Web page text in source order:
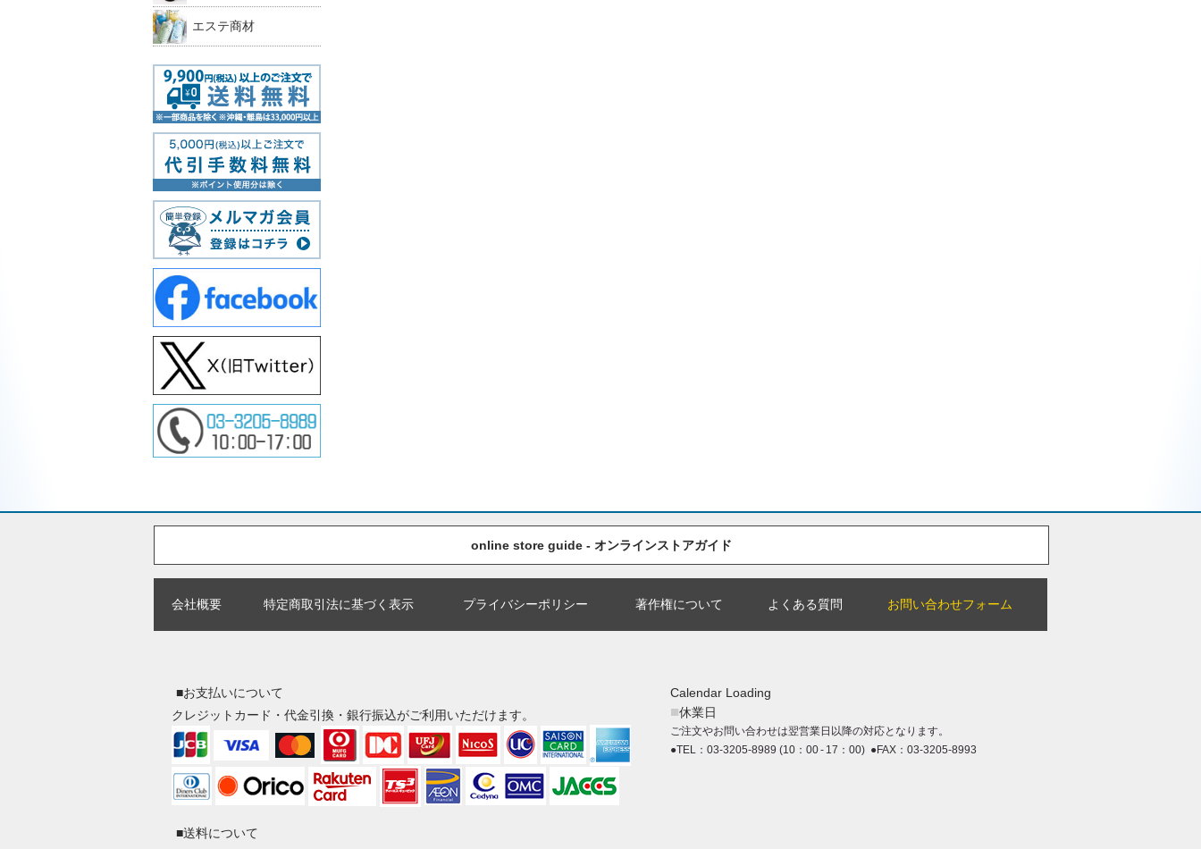
エステ商材
online store guide - オンラインストアガイド
会社概要 特定商取引法に基づく表示 プライバシーポリシー 著作権について よくある質問 お問い合わせフォーム
■お支払いについて
クレジットカード・代金引換・銀行振込がご利用いただけます。
■送料について
Calendar Loading
■休業日
ご注文やお問い合わせは翌営業日以降の対応となります。
●TEL：03-3205-8989 (10：00 - 17：00) ●FAX：03-3205-8993